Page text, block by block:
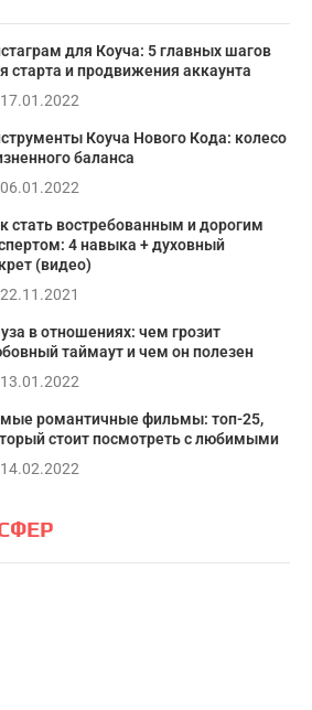
5 главных сферах
для Коуча: 5 главных шагов
старта и продвижения аккаунта
17.01.2022
Коуча Нового Кода: колесо
баланса
06.01.2022
стать востребованным и дорогим
4 навыка + духовный
(видео)
22.11.2021
в отношениях: чем грозит
таймаут и чем он полезен
13.01.2022
романтичные фильмы: топ-25,
стоит посмотреть с любимыми
14.02.2022